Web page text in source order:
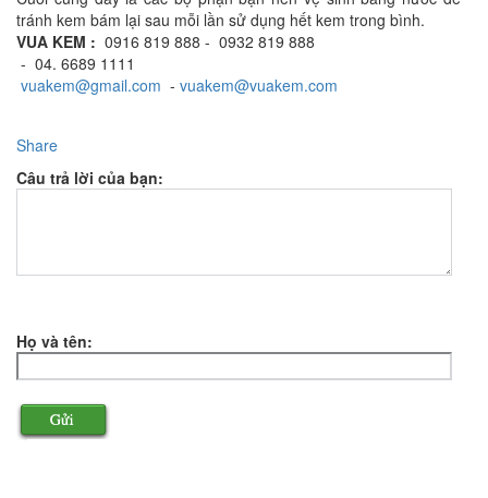
tránh kem bám lại sau mỗi lần sử dụng hết kem trong bình.
VUA KEM : 0916 819 888 - 0932 819 888
- 04. 6689 1111
vuakem@gmail.com - vuakem@vuakem.com
Share
Câu trả lời của bạn:
Họ và tên: